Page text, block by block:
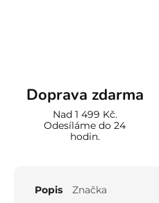
Doprava zdarma
Nad 1 499 Kč.
Odesíláme do 24
hodin.
Popis Značka